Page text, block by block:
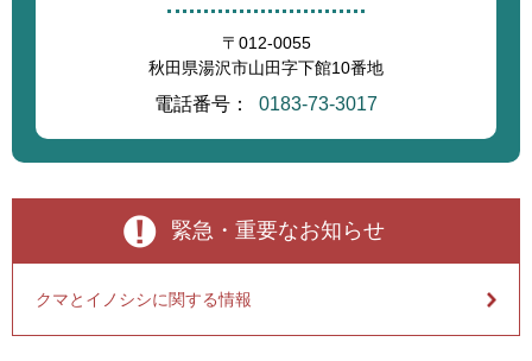
〒012-0055
秋田県湯沢市山田字下館10番地
電話番号： 0183-73-3017
緊急・重要なお知らせ
クマとイノシシに関する情報